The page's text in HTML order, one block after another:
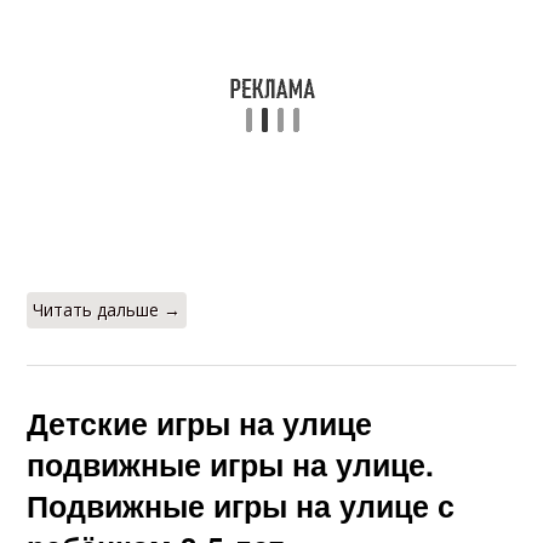
Читать дальше →
Детские игры на улице
подвижные игры на улице.
Подвижные игры на улице с